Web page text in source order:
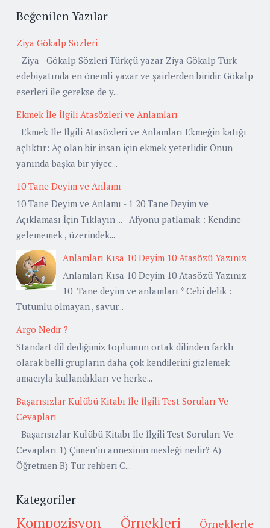
Beğenilen Yazılar
Ziya Gökalp Sözleri
Ziya Gökalp Sözleri Türkçü yazar Ziya Gökalp Türk
edebiyatında en önemli yazar ve şairlerden biridir. Gökalp
eserleri ile gerekse de y...
Ekmek İle İlgili Atasözleri ve Anlamları
Ekmek İle İlgili Atasözleri ve Anlamları Ekmeğin katığı
açlıktır: Aç olan bir insan için ekmek yeterlidir. Onun
yanında başka bir yiyec...
10 Tane Deyim ve Anlamı
10 Tane Deyim ve Anlamı - 1 20 Tane Deyim ve
Açıklaması İçin Tıklayın ... - Afyonu patlamak : Kendine
gelememek , üzerindek...
Anlamları Kısa 10 Deyim 10 Atasözü Yazınız
Anlamları Kısa 10 Deyim 10 Atasözü Yazınız
10 Tane deyim ve anlamları * Cebi delik :
Tutumlu olmayan , savur...
Argo Nedir ?
Standart dil dediğimiz toplumun ortak dilinden farklı
olarak belli grupların daha çok kendilerini gizlemek
amacıyla kullandıkları ve herke...
Başarısızlar Kulübü Kitabı İle İlgili Test Soruları Ve
Cevapları
Başarısızlar Kulübü Kitabı İle İlgili Test Soruları Ve
Cevapları 1) Çimen’in annesinin mesleği nedir? A)
Öğretmen B) Tur rehberi C...
Kategoriler
Kompozisyon Örnekleri
Örneklerle